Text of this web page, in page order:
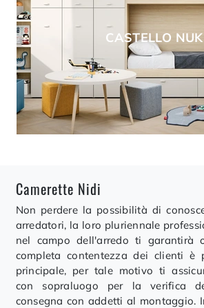
CASTELLO NUK
Camerette Nidi
Non perdere la possibilità di
arredatori, la loro pluriennale
nel campo dell'arredo ti garantirà
completa contentezza dei clienti è
principale, per tale motivo ti
con sopraluogo per la verifica
consegna con addetti al montaggio.